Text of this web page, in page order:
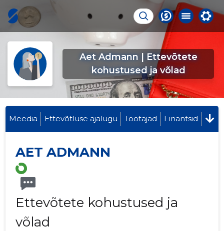
Aet Admann | Ettevõtete
kohustused ja võlad
Meedia Ettevõtluse ajalugu Töötajad Finantsid
AET ADMANN
Ettevõtete kohustused ja
võlad